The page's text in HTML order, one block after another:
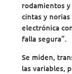
rodamientos
cintas y
electrónica
falla segura”.
Se miden,
las variables,